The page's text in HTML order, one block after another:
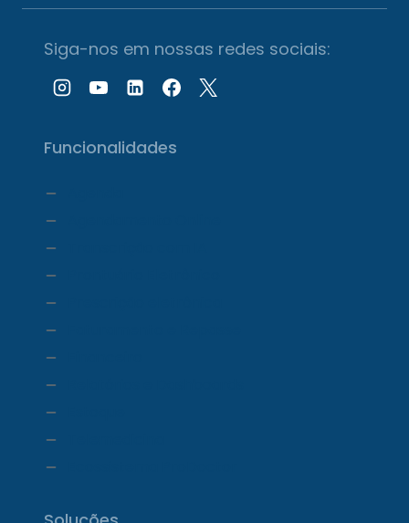
Siga-nos em nossas redes sociais:
Funcionalidades